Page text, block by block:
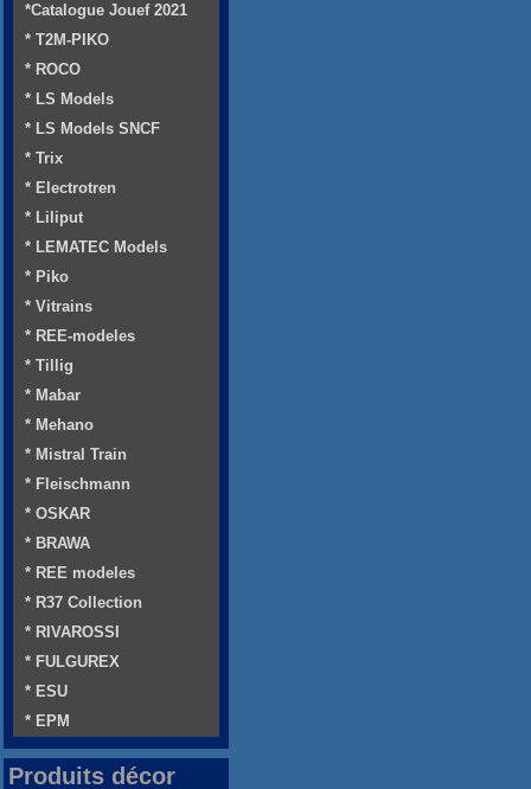
*Catalogue Jouef 2021
* T2M-PIKO
* ROCO
* LS Models
* LS Models SNCF
* Trix
* Electrotren
* Liliput
* LEMATEC Models
* Piko
* Vitrains
* REE-modeles
* Tillig
* Mabar
* Mehano
* Mistral Train
* Fleischmann
* OSKAR
* BRAWA
* REE modeles
* R37 Collection
* RIVAROSSI
* FULGUREX
* ESU
* EPM
Produits décor